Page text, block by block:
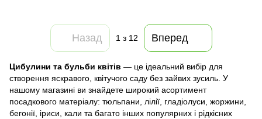
Назад 1 з 12 Вперед
Цибулини та бульби квітів — це ідеальний вибір для
створення яскравого, квітучого саду без зайвих зусиль. У
нашому магазині ви знайдете широкий асортимент
посадкового матеріалу: тюльпани, лілії, гладіолуси, жоржини,
бегонії, іриси, кали та багато інших популярних і рідкісних